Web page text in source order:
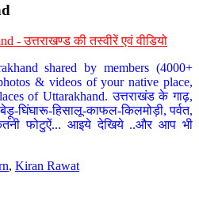
- उत्तराखण्ड की तस्वीरें एवं वीडियो
shared by members (4000+
& videos of your native place,
of Uttarakhand. उत्तराखंड के गाढ़,
घिंघारू-हिसालू-काफल-किलमोड़ी, पर्वत,
फोटुऐं... आइये देखिये ..और आप भी
, Kiran Rawat